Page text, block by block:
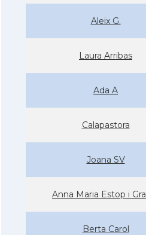
Aleix G.
Laura Arribas
Ada A
Calapastora
Joana SV
Anna Maria Estop i
Berta Carol